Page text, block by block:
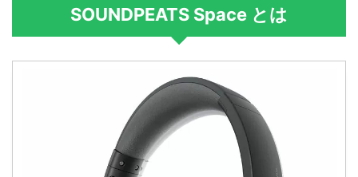
SOUNDPEATS Space とは